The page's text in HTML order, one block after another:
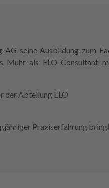
seine Ausbildung zum
als ELO Consultant
der Abteilung ELO
Praxiserfahrung